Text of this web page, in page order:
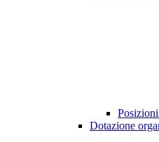
Dotazione